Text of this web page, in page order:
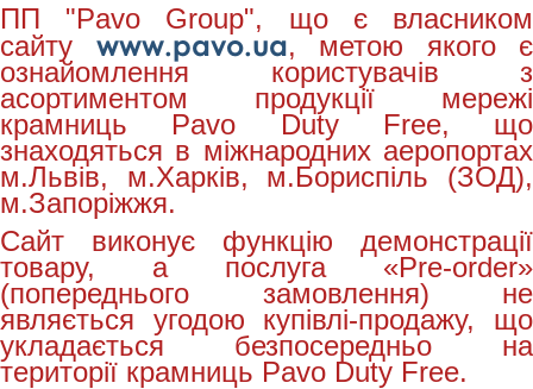
ПП "Pavo Group", що є власником
сайту www.pavo.ua, метою якого є
ознайомлення користувачів з
асортиментом продукції мережі
крамниць Pavo Duty Free, що
знаходяться в міжнародних аеропортах
м.Львів, м.Харків, м.Бориспіль (ЗОД),
м.Запоріжжя.
Сайт виконує функцію демонстрації
товару, а послуга «Pre-order»
(попереднього замовлення) не
являється угодою купівлі-продажу, що
укладається безпосередньо на
території крамниць Pavo Duty Free.